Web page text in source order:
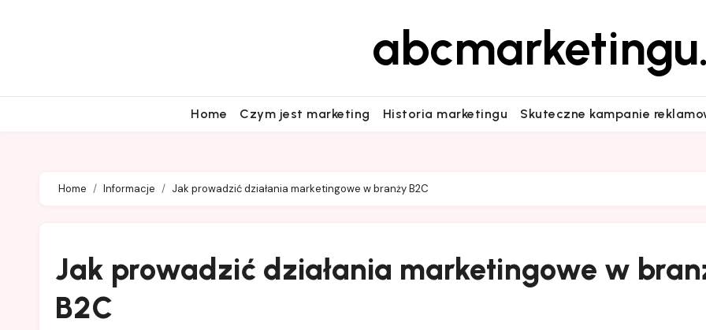
Home Czym jest marketing Historia marketingu Skuteczne kampanie
Home Informacje Jak prowadzić działania marketingowe w branży B2C
Jak prowadzić działania marketingowe w
B2C